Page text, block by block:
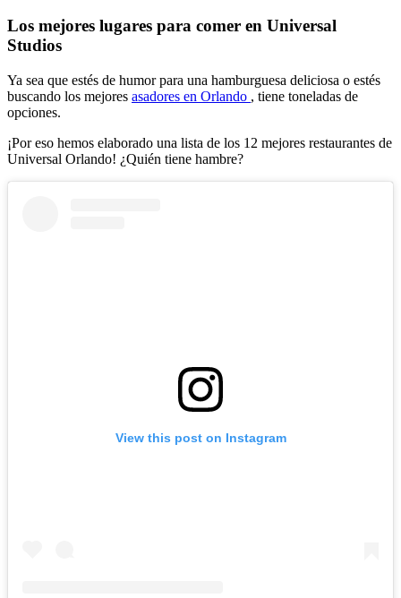
Los mejores lugares para comer en Universal
Studios
Ya sea que estés de humor para una hamburguesa deliciosa o estés
buscando los mejores asadores en Orlando , tiene toneladas de
opciones.
¡Por eso hemos elaborado una lista de los 12 mejores restaurantes de
Universal Orlando! ¿Quién tiene hambre?
View this post on Instagram